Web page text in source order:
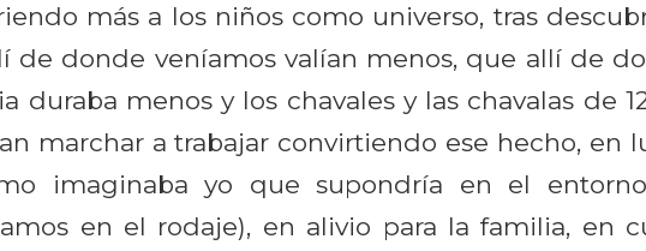
más a los niños como universo, tras
de donde veníamos valían menos, que allí de
duraba menos y los chavales y las chavalas de
marchar a trabajar convirtiendo ese hecho, en
imaginaba yo que supondría en el
en el rodaje), en alivio para la familia, en